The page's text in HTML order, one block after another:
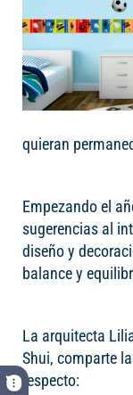
quieran
Empezando el
sugerencias al
diseño y
balance y
La arquitecta
Shui, comparte
respecto: